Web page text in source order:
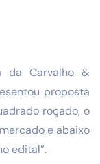
da Carvalho &
proposta
roçado, o
e abaixo
edital”.